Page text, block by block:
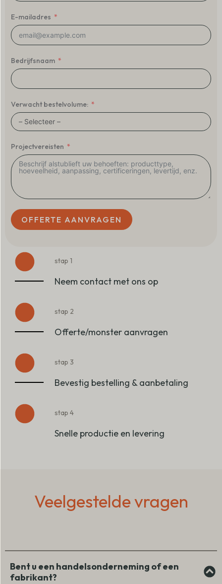
E-mailadres
Bedrijfsnaam
Verwacht bestelvolume:
Projectvereisten
OFFERTE AANVRAGEN
stap 1
Neem contact met ons op
stap 2
Offerte/monster aanvragen
stap 3
Bevestig bestelling & aanbetaling
stap 4
Snelle productie en levering
Veelgestelde vragen
Bent u een handelsonderneming of een
fabrikant?